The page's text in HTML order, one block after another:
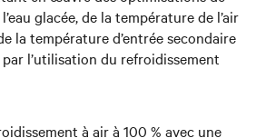
glacée, de la température de l’air
la température d’entrée secondaire
l’utilisation du refroidissement
à air à 100 % avec une